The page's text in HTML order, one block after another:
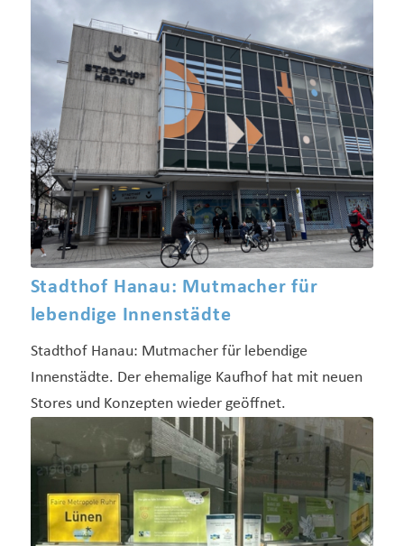
Stadthof Hanau: Mutmacher für
lebendige Innenstädte
Stadthof Hanau: Mutmacher für lebendige
Innenstädte. Der ehemalige Kaufhof hat mit neuen
Stores und Konzepten wieder geöffnet.